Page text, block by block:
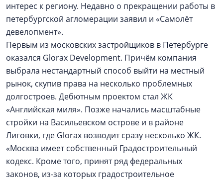
интерес к региону. Недавно о прекращении работы в
петербургской агломерации заявил и «Самолёт
девелопмент».
Первым из московских застройщиков в Петербурге
оказался Glorax Development. Причём компания
выбрала нестандартный способ выйти на местный
рынок, скупив права на несколько проблемных
долгостроев. Дебютным проектом стал ЖК
«Английская миля». Позже начались масштабные
стройки на Васильевском острове и в районе
Лиговки, где Glorax возводит сразу несколько ЖК.
«Москва имеет собственный Градостроительный
кодекс. Кроме того, принят ряд федеральных
законов, из-за которых градостроительное